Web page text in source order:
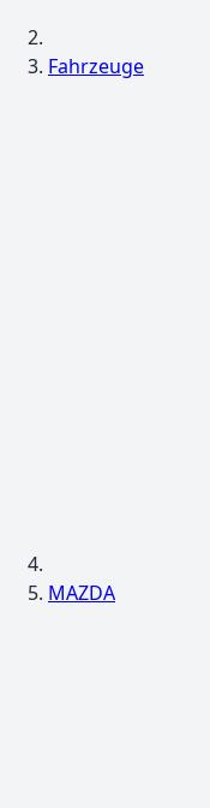
Fahrzeuge
MAZDA